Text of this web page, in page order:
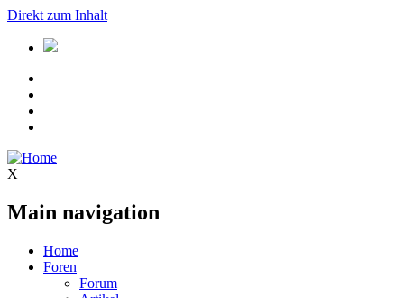
Direkt zum Inhalt
X
Main navigation
Home
Foren
Forum